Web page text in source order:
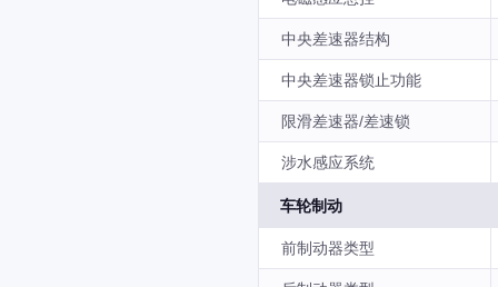
中央差速器结构
中央差速器锁止功能
限滑差速器/差速锁
涉水感应系统
车轮制动
前制动器类型